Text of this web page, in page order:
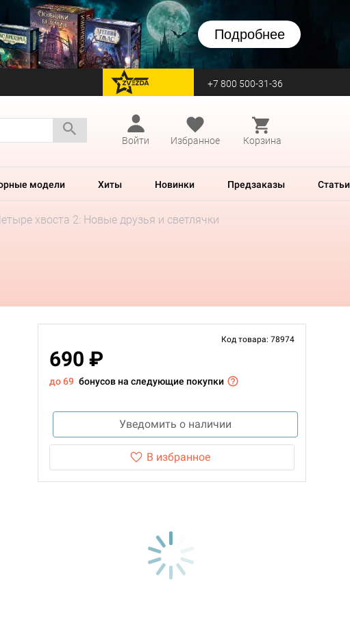
Подробнее
перейти на Zvezda +7 800 500-31-36
Войти
Избранное Корзина
модели Хиты Новинки Предзаказы Статьи
хвоста 2: Новые друзья и светлячки
Код товара: 78974
690 ₽
до 69 бонусов на следующие покупки
Уведомить о наличии
В избранное